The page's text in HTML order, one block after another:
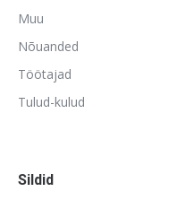
Muu
Nõuanded
Töötajad
Tulud-kulud
Sildid